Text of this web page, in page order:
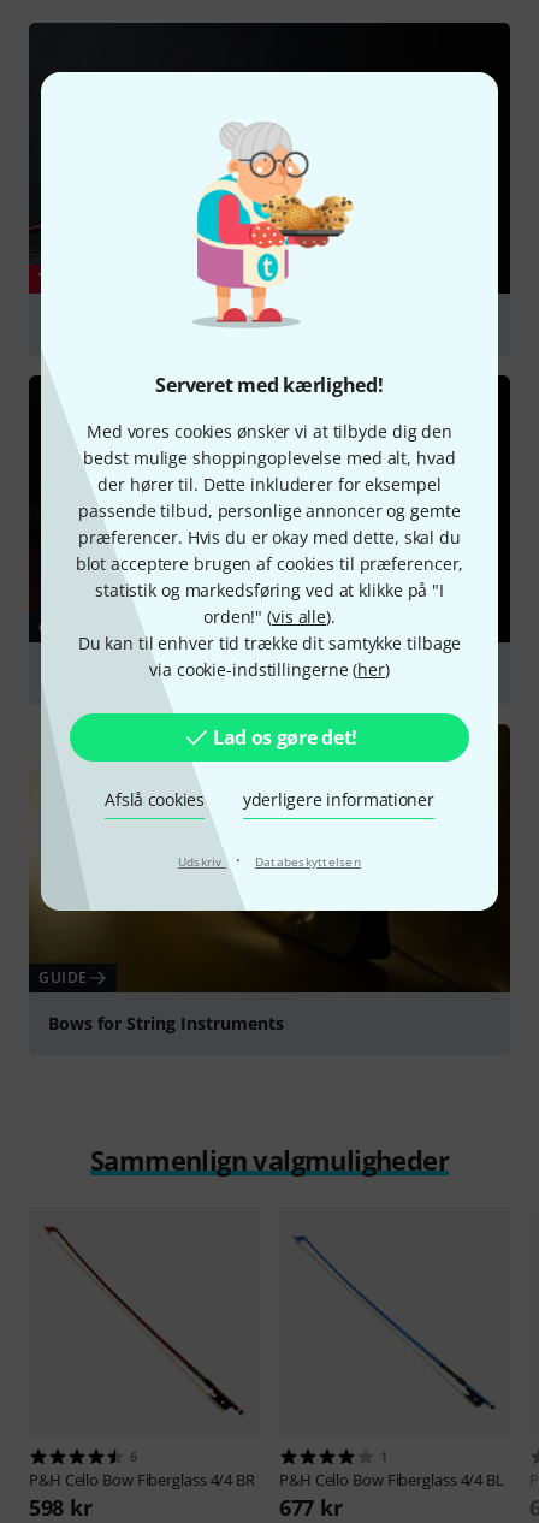
Serveret med kærlighed!
Med vores cookies ønsker vi at tilbyde dig den
bedst mulige shoppingoplevelse med alt, hvad
der hører til. Dette inkluderer for eksempel
passende tilbud, personlige annoncer og gemte
præferencer. Hvis du er okay med dette, skal du
blot acceptere brugen af cookies til præferencer,
statistik og markedsføring ved at klikke på "I
orden!" (vis alle).
Du kan til enhver tid trække dit samtykke tilbage
via cookie-indstillingerne (her)
Lad os gøre det!
Afslå cookies yderligere informationer
Udskriv · Databeskyttelsen
YOUTUBE
afspille
GUIDE
GUIDE
Bows for String Instruments
Sammenlign valgmuligheder
6
P&H Cello Bow Fiberglass 4/4 BR
598 kr
1
P&H Cello Bow Fiberglass 4/4 BL
677 kr